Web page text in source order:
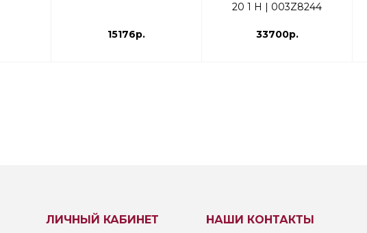
15176р.
20 1 Н | 003Z8244
33700р.
ЛИЧНЫЙ КАБИНЕТ НАШИ КОНТАКТЫ